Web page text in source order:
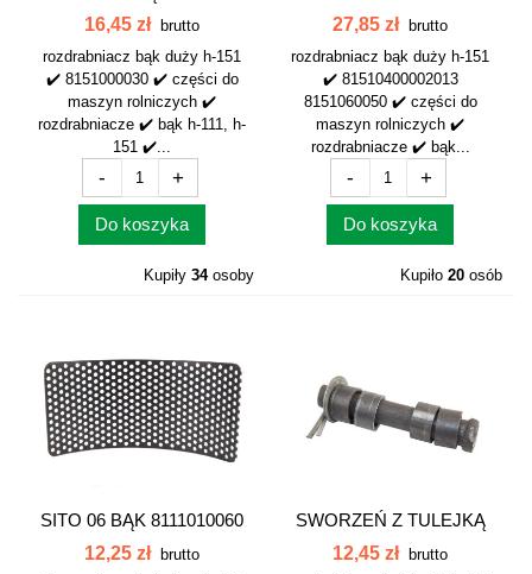
8151000030
16,45 zł
brutto
rozdrabniacz bąk duży h-151
✔️ 8151000030 ✔️ części do
maszyn rolniczych ✔️
rozdrabniacze ✔️ bąk h-111, h-
151 ✔️...
- +
Do koszyka
Kupiły 34osoby
DUŻY BĄK...
27,85 zł
brutto
rozdrabniacz bąk duży h-151
✔️ 81510400002013
8151060050 ✔️ części do
maszyn rolniczych ✔️
rozdrabniacze ✔️ bąk...
- +
Do koszyka
Kupiło 20 osób
SITO 06 BĄK 8111010060
12,25 zł brutto
SWORZEŃ Z TULEJKĄ
8111020350
12,45 zł brutto